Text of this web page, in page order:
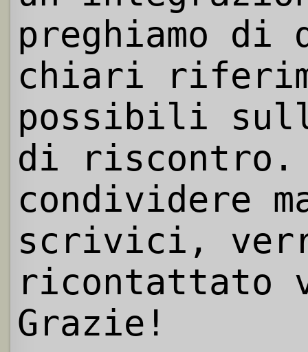
preghiamo
chiari
possibili
di riscontro.
condividere
scrivici,
ricontattato
Grazie!